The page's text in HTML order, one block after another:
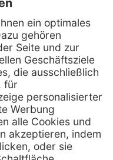
GmbH
7
66 30
01 96